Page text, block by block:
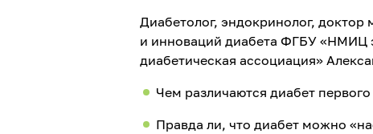
Диабетолог, эндокринолог,
и инноваций диабета ФГБУ «НМИЦ
диабетическая ассоциация»
Чем различаются диабет
Правда ли, что диабет можно